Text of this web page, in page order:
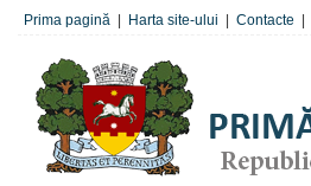
Prima pagină Harta site-ului Contacte